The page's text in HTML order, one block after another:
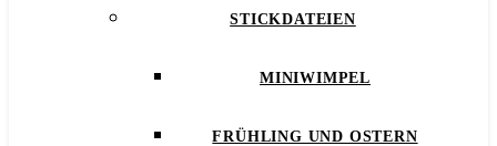
STICKDATEIEN
MINIWIMPEL
FRÜHLING UND OSTERN